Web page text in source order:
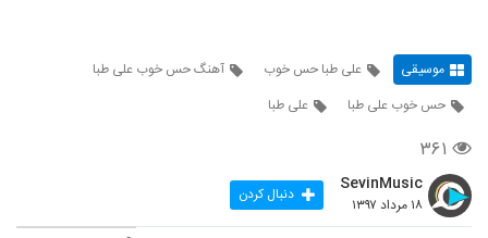
موسیقی علی طبا حس خوب
آهنگ حس خوب علی طبا
حس خوب علی طبا
علی طبا
۳۶۱
SevinMusic
۱۸ مرداد ۱۳۹۷ دنبال کردن